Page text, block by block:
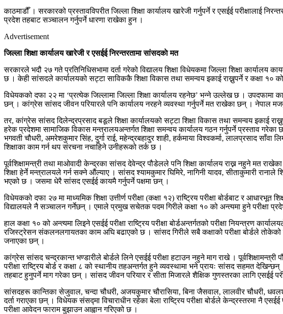
काठमाडौँ । सरकारको प्रस्तावविपरीत जिल्ला शिक्षा कार्यालय खारेजी गर्नुपर्ने र एसईई परीक्षालाई
प्रदेश तहबाट सञ्चालन गर्नुपर्ने धारणा राखेका हुन ।
Advertisement
जिल्ला शिक्षा कार्यालय खारेजी र एसईई निरन्तरतामा सांसदकाे मत
सरकारले भदौ २७ गते प्रतिनिधिसभामा दर्ता गरेको विद्यालय शिक्षा विधेयकमा जिल्ला शिक्षा
छ । केही सांसदले कार्यालयको सट्टा साविककै शिक्षा विकास तथा समन्वय इकाई राख्नुपर्ने र कक्षा १०
विधेयकको दफा २२ मा ‘प्रत्येक जिल्लामा जिल्ला शिक्षा कार्यालय रहनेछ’ भन्ने उल्लेख छ । उपदफामा
छन् । कांग्रेस सांसद जीवन परियारले पनि कार्यालय नरहने व्यवस्था गर्नुपर्ने मत राखेका छन् । नेपाल
तर, कांग्रेस सांसद दिलेन्द्रप्रसाद बडूले शिक्षा कार्यालयको सट्टा शिक्षा विकास तथा समन्वय इकाई
हरेक प्रदेशमा सामाजिक विकास मन्त्रालयअन्तर्गत शिक्षा समन्वय कार्यालय गठन गर्नुपर्ने प्रस्ताव
भगवती चौधरी, अमरेशकुमार सिंह, दुर्गा राई, महेन्द्रबहादुर शाही, हर्कमाया विश्वकर्मा, लालप्रसाद साँवा
शिक्षाका काम गर्न थप संरचना नचाहिने उनीहरूको तर्क छ ।
पूर्वशिक्षामन्त्री तथा माओवादी केन्द्रका सांसद देवेन्द्र पौडेलले पनि शिक्षा कार्यालय राख्न नहुने मत
शिक्षा हेर्ने मन्त्रालयले गर्न सक्ने औंल्याए । सांसद श्यामकुमार घिमिरे, नागिनी यादव, सीताकुमारी
भएको छ । जसमा धेरै सांसद एसईई कायमै गर्नुपर्ने पक्षमा छन् ।
विधेयकको दफा २७ मा माध्यमिक शिक्षा उत्तीर्ण परीक्षा (कक्षा १२) राष्ट्रिय परीक्षा बोर्डबाट र
विद्यालयले नै सञ्चालन गर्नेछन् । एमाले प्रमुख सचेतक पदम गिरीले कक्षा १० को अन्त्यमा हुने परीक्षा
हाल कक्षा १० को अन्त्यमा लिइने एसईई परीक्षा राष्ट्रिय परीक्षा बोर्डअन्तर्गतको परीक्षा नियन्त्रण
रजिस्ट्रेसन संकलनलगायतका काम अघि बढाएको छ । सांसद गिरीले सबै कक्षाको परीक्षा बोर्डले
जनाएका छन् ।
कांग्रेस सांसद चन्द्रकान्त भण्डारीले बोर्डले लिने एसईई परीक्षा हटाउन नहुने माग राखे ।
परीक्षा राष्ट्रिय बोर्ड र कक्षा ८ को स्थानीय तहअन्तर्गत हुने व्यवस्थामा भने प्रायः सांसद सहमत
तहबाट हुनुपर्ने माग गरेका छन् । सांसद जीवन परियार र सीता मिजारले शैक्षिक गुणस्तरका लागि एसईई
सांसदहरू कान्तिका सेजुवाल, चन्दा चौधरी, अजयकुमार चौरासिया, बिना जैसवाल, लालवीर चौधरी,
दर्ता गराएका छन् । विधेयक संसद्मा विचाराधीन रहेका बेला राष्ट्रिय परीक्षा बोर्डले केन्द्रस्तरमा नै
परीक्षा आवेदन फाराम बुझाउन आह्वान गरिएको छ ।